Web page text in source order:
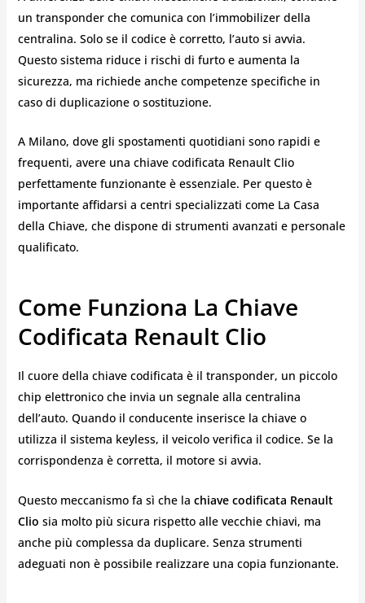
un transponder che comunica con l’immobilizer della
centralina. Solo se il codice è corretto, l’auto si avvia.
Questo sistema riduce i rischi di furto e aumenta la
sicurezza, ma richiede anche competenze specifiche in
caso di duplicazione o sostituzione.
A Milano, dove gli spostamenti quotidiani sono rapidi e
frequenti, avere una chiave codificata Renault Clio
perfettamente funzionante è essenziale. Per questo è
importante affidarsi a centri specializzati come La Casa
della Chiave, che dispone di strumenti avanzati e personale
qualificato.
Come Funziona La Chiave
Codificata Renault Clio
Il cuore della chiave codificata è il transponder, un piccolo
chip elettronico che invia un segnale alla centralina
dell’auto. Quando il conducente inserisce la chiave o
utilizza il sistema keyless, il veicolo verifica il codice. Se la
corrispondenza è corretta, il motore si avvia.
Questo meccanismo fa sì che la chiave codificata Renault
Clio sia molto più sicura rispetto alle vecchie chiavi, ma
anche più complessa da duplicare. Senza strumenti
adeguati non è possibile realizzare una copia funzionante.